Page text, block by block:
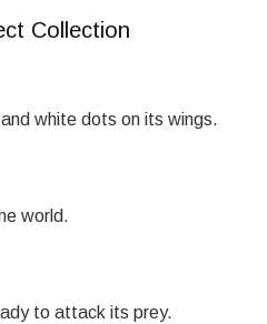
Collection
white dots on its wings.
world.
to attack its prey.